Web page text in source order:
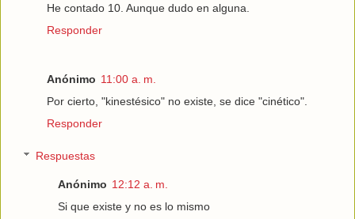
He contado 10. Aunque dudo en alguna.
Responder
Anónimo 11:00 a. m.
Por cierto, "kinestésico" no existe, se dice "cinético".
Responder
Respuestas
Anónimo 12:12 a. m.
Si que existe y no es lo mismo